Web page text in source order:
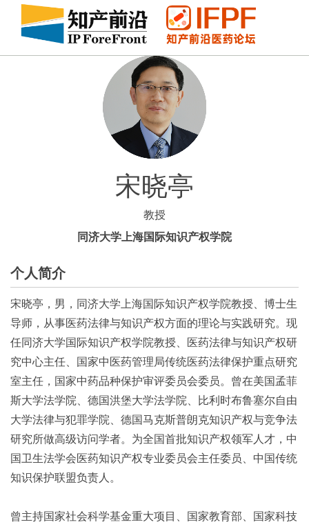
宋晓亭
教授
同济大学上海国际知识产权学院
个人简介
宋晓亭，男，同济大学上海国际知识产权学院教授、博士生
导师，从事医药法律与知识产权方面的理论与实践研究。现
任同济大学国际知识产权学院教授、医药法律与知识产权研
究中心主任、国家中医药管理局传统医药法律保护重点研究
室主任，国家中药品种保护审评委员会委员。曾在美国孟菲
斯大学法学院、德国洪堡大学法学院、比利时布鲁塞尔自由
大学法律与犯罪学院、德国马克斯普朗克知识产权与竞争法
研究所做高级访问学者。为全国首批知识产权领军人才，中
国卫生法学会医药知识产权专业委员会主任委员、中国传统
知识保护联盟负责人。
曾主持国家社会科学基金重大项目、国家教育部、国家科技